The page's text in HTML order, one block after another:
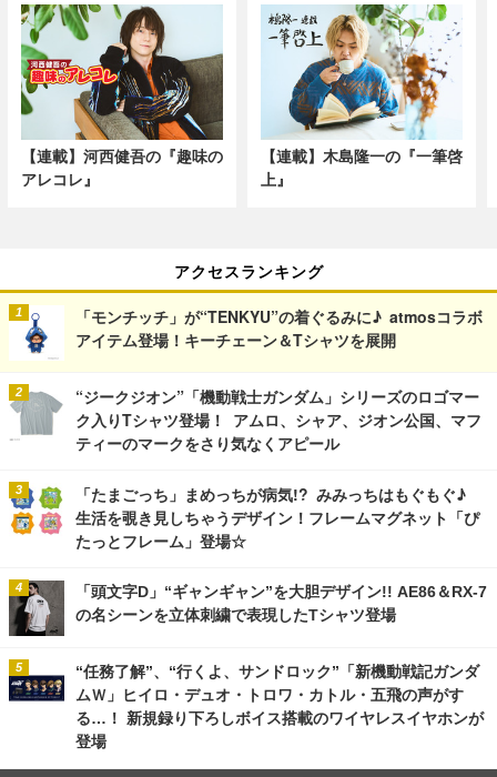
【連載】河西健吾の『趣味の
アレコレ』
【連載】木島隆一の『一筆啓
上』
アクセスランキング
「モンチッチ」が“TENKYU”の着ぐるみに♪ atmosコラボ
アイテム登場！キーチェーン＆Tシャツを展開
“ジークジオン”「機動戦士ガンダム」シリーズのロゴマー
ク入りTシャツ登場！ アムロ、シャア、ジオン公国、マフ
ティーのマークをさり気なくアピール
「たまごっち」まめっちが病気!? みみっちはもぐもぐ♪
生活を覗き見しちゃうデザイン！フレームマグネット「ぴ
たっとフレーム」登場☆
「頭文字D」“ギャンギャン”を大胆デザイン!! AE86＆RX-7
の名シーンを立体刺繍で表現したTシャツ登場
“任務了解”、“行くよ、サンドロック”「新機動戦記ガンダ
ムＷ」ヒイロ・デュオ・トロワ・カトル・五飛の声がす
る…！ 新規録り下ろしボイス搭載のワイヤレスイヤホンが
登場